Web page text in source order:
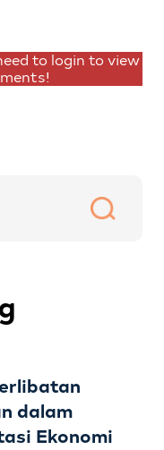
to login to view
dalam
Ekonomi